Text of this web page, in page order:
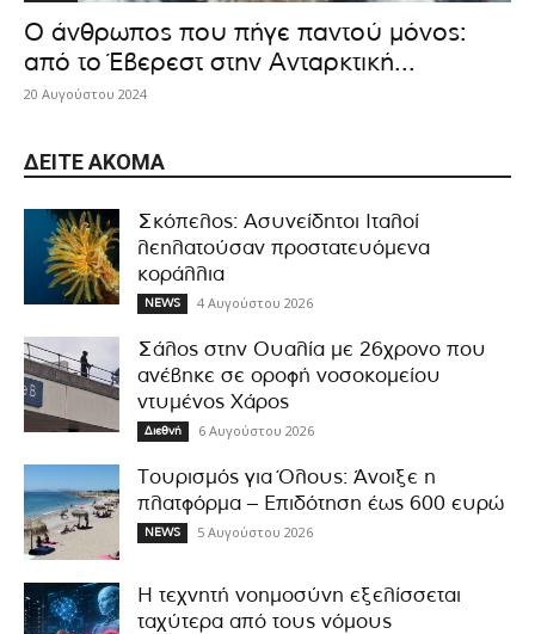
Ο άνθρωπος που πήγε παντού μόνος:
από το Έβερεστ στην Ανταρκτική...
20 Αυγούστου 2024
ΔΕΊΤΕ ΑΚΌΜΑ
Σκόπελος: Ασυνείδητοι Ιταλοί
λεηλατούσαν προστατευόμενα
κοράλλια
NEWS 4 Αυγούστου 2026
Σάλος στην Ουαλία με 26χρονο που
ανέβηκε σε οροφή νοσοκομείου
ντυμένος Χάρος
Διεθνή 6 Αυγούστου 2026
Τουρισμός για Όλους: Άνοιξε η
πλατφόρμα – Επιδότηση έως 600 ευρώ
NEWS 5 Αυγούστου 2026
Η τεχνητή νοημοσύνη εξελίσσεται
ταχύτερα από τους νόμους